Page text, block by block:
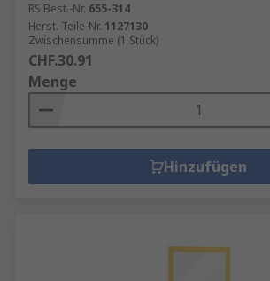
RS Best.-Nr. 655-314
Herst. Teile-Nr. 1127130
Zwischensumme (1 Stück)
CHF.30.91
Menge
Hinzufügen